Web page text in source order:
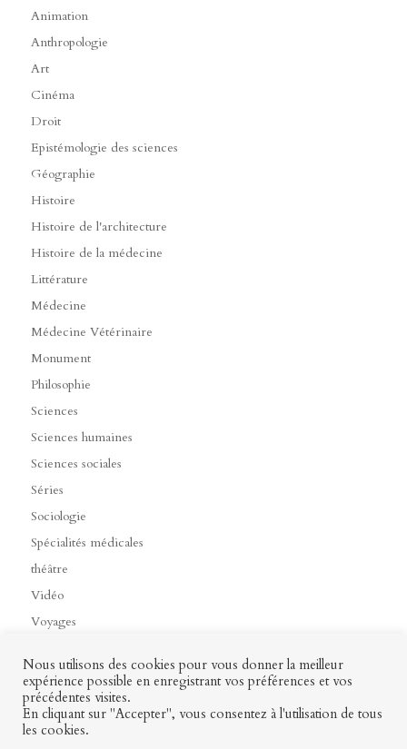
Animation
Anthropologie
Art
Cinéma
Droit
Epistémologie des sciences
Géographie
Histoire
Histoire de l'architecture
Histoire de la médecine
Littérature
Médecine
Médecine Vétérinaire
Monument
Philosophie
Sciences
Sciences humaines
Sciences sociales
Séries
Sociologie
Spécialités médicales
théâtre
Vidéo
Voyages
Contact Mon profil
Nous utilisons des cookies pour vous donner la meilleur
expérience possible en enregistrant vos préférences et vos
précédentes visites.
En cliquant sur "Accepter", vous consentez à l'utilisation de tous
les cookies.